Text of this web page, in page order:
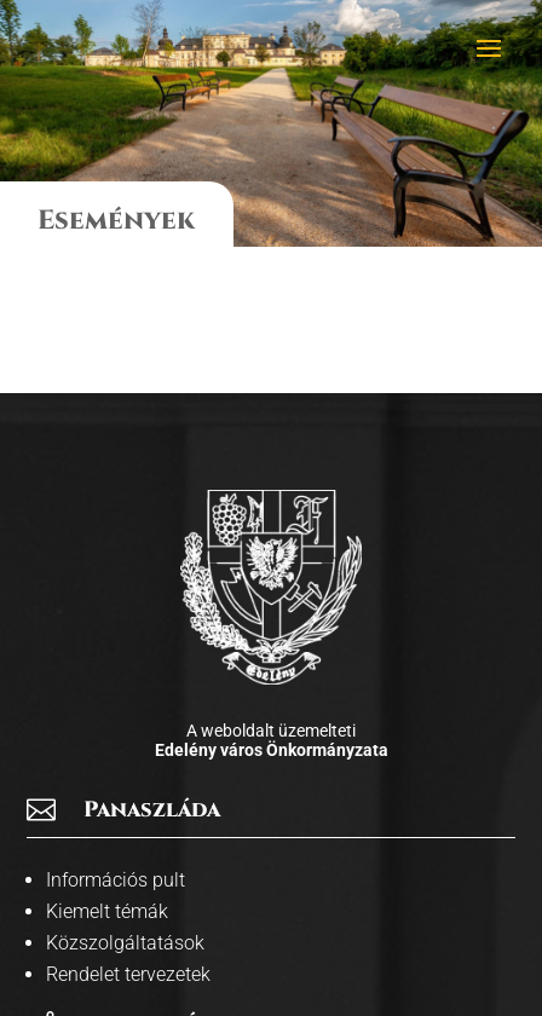
Események
A weboldalt üzemelteti
Edelény város Önkormányzata
 Panaszláda
Információs pult
Kiemelt témák
Közszolgáltatások
Rendelet tervezetek